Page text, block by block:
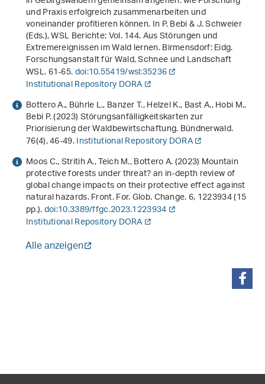
und Praxis erfolgreich zusammenarbeiten und
voneinander profitieren können. In P. Bebi & J. Schweier
(Eds.),WSL Berichte: Vol. 144.Aus Störungen und
Extremereignissen im Wald lernen. Birmensdorf: Eidg.
Forschungsanstalt für Wald, Schnee und Landschaft
WSL. 61-65.doi:10.55419/wsl:35236
Institutional Repository DORA
Bottero A., Bührle L., Banzer T., Helzel K., Bast A., Hobi M.,
Bebi P. (2023) Störungsanfälligkeitskarten zur
Priorisierung der Waldbewirtschaftung. Bündnerwald.
76(4), 46-49.Institutional Repository DORA
Moos C., Stritih A., Teich M., Bottero A. (2023) Mountain
protective forests under threat? an in-depth review of
global change impacts on their protective effect against
natural hazards. Front. For. Glob. Change.6, 1223934 (15
pp.).doi:10.3389/ffgc.2023.1223934
Institutional Repository DORA
Alle anzeigen